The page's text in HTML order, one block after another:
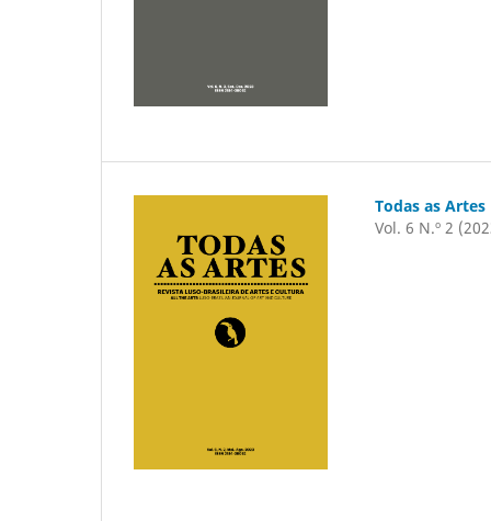
Todas as Artes
Vol. 6 N.º 2